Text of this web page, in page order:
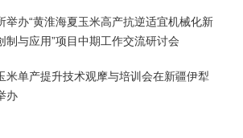
举办“黄淮海夏玉米高产抗逆适宜机械化新
制与应用”项目中期工作交流研讨会
米单产提升技术观摩与培训会在新疆伊犁
办